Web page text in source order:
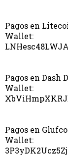
Pagos en
Wallet:
Pagos en Dash
Wallet:
Pagos en
Wallet: